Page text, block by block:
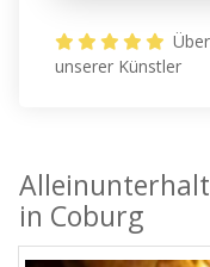
unserer Künstler
in Coburg